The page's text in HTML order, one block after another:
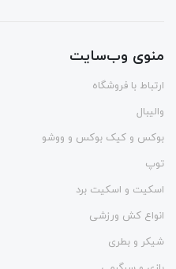
منوی وب‌سایت
ارتباط با فروشگاه
والیبال
بوکس و کیک بوکس و ووشو
توپ
اسکیت و اسکیت برد
انواع کش ورزشی
شیکر و بطری